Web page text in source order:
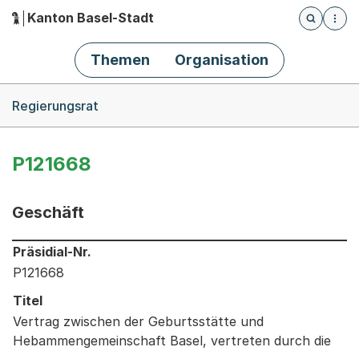
Hauptnavigation
Kanton Basel-Stadt
Öffnet
Themen Organisation
Regierungsrat
P121668
Geschäft
Informationen zum Ausgewählten Geschäft
Präsidial-Nr.
P121668
Titel
Vertrag zwischen der Geburtsstätte und
Hebammengemeinschaft Basel, vertreten durch die